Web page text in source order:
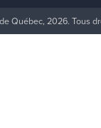
Québec, 2026. Tous